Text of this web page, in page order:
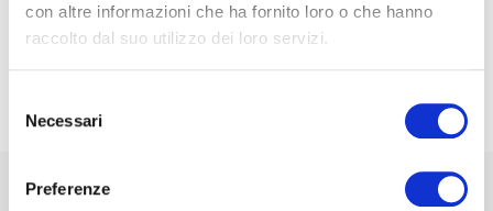
con altre informazioni che ha fornito loro o che hanno
raccolto dal suo utilizzo dei loro servizi.
delNecessari
Preferenze
Iscriviti alla Newsletter